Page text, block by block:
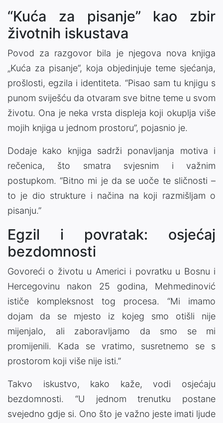
“Kuća za pisanje” kao zbir
životnih iskustava
Povod za razgovor bila je njegova nova knjiga
„Kuća za pisanje“, koja objedinjuje teme sjećanja,
prošlosti, egzila i identiteta. “Pisao sam tu knjigu s
punom sviješću da otvaram sve bitne teme u svom
životu. Ona je neka vrsta displeja koji okuplja više
mojih knjiga u jednom prostoru”, pojasnio je.
Dodaje kako knjiga sadrži ponavljanja motiva i
rečenica, što smatra svjesnim i važnim
postupkom. “Bitno mi je da se uoče te sličnosti –
to je dio strukture i načina na koji razmišljam o
pisanju.”
Egzil i povratak: osjećaj
bezdomnosti
Govoreći o životu u Americi i povratku u Bosnu i
Hercegovinu nakon 25 godina, Mehmedinović
ističe kompleksnost tog procesa. “Mi imamo
dojam da se mjesto iz kojeg smo otišli nije
mijenjalo, ali zaboravljamo da smo se mi
promijenili. Kada se vratimo, susretnemo se s
prostorom koji više nije isti.”
Takvo iskustvo, kako kaže, vodi osjećaju
bezdomnosti. “U jednom trenutku postane
svejedno gdje si. Ono što je važno jeste imati ljude